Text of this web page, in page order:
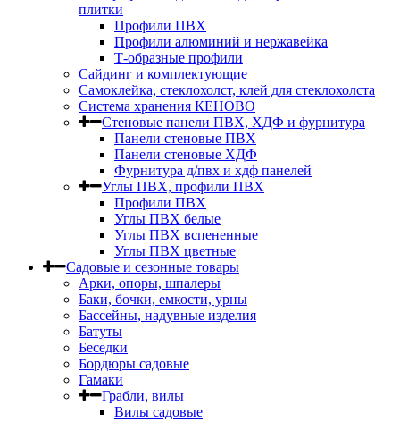
плитки
Профили ПВХ
Профили алюминий и нержавейка
Т-образные профили
Сайдинг и комплектующие
Самоклейка, стеклохолст, клей для стеклохолста
Система хранения КЕНОВО
Стеновые панели ПВХ, ХДФ и фурнитура
Панели стеновые ПВХ
Панели стеновые ХДФ
Фурнитура д/пвх и хдф панелей
Углы ПВХ, профили ПВХ
Профили ПВХ
Углы ПВХ белые
Углы ПВХ вспененные
Углы ПВХ цветные
Садовые и сезонные товары
Арки, опоры, шпалеры
Баки, бочки, емкости, урны
Бассейны, надувные изделия
Батуты
Беседки
Бордюры садовые
Гамаки
Грабли, вилы
Вилы садовые